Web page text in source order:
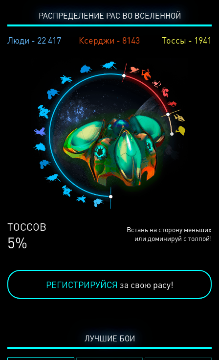
РАСПРЕДЕЛЕНИЕ РАС ВО ВСЕЛЕННОЙ
Люди - 22 417 Ксерджи - 8143 Тоссы - 1941
ЛЮДЕЙ
68%
Встань на сторону меньших
или доминируй с толпой!
РЕГИСТРИРУЙСЯ за свою расу!
ЛУЧШИЕ БОИ